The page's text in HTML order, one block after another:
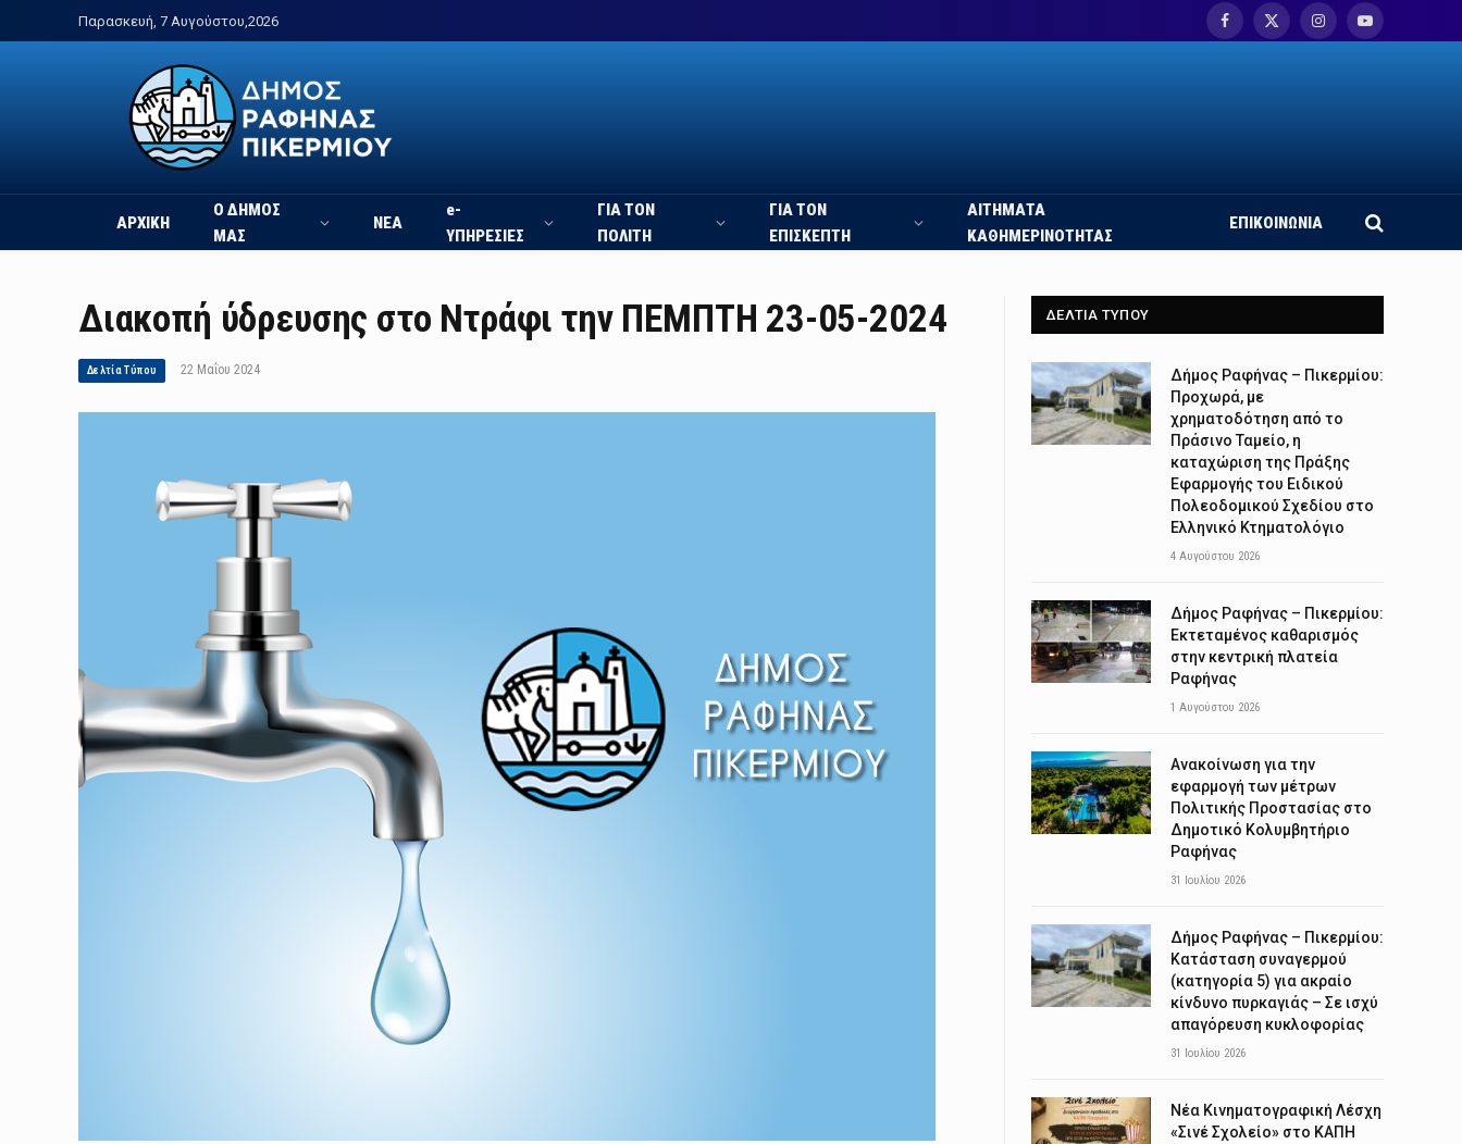
Παρασκευή, 7 Αυγούστου,2026
Facebook
X
InstagramYouTube
ΑΡΧΙΚΗ
Ο ΔΗΜΟΣ
ΜΑΣ
ΝΕΑ
e-
ΥΠΗΡΕΣΙΕΣ
ΓΙΑ ΤΟΝ
ΠΟΛΙΤΗ
ΓΙΑ ΤΟΝ
ΕΠΙΣΚΕΠΤΗ
ΑΙΤΗΜΑΤΑ
ΚΑΘΗΜΕΡΙΝΟΤΗΤΑΣ
ΕΠΙΚΟΙΝΩΝΙΑ
Διακοπή ύδρευσης στο Ντράφι την ΠΕΜΠΤΗ 23-05-2024
Δελτία Τύπου 22 Μαΐου 2024
ΔΕΛΤΙΑ ΤΥΠΟΥ
Δήμος Ραφήνας – Πικερμίου:
Προχωρά, με
χρηματοδότηση από το
Πράσινο Ταμείο, η
καταχώριση της Πράξης
Εφαρμογής του Ειδικού
Πολεοδομικού Σχεδίου στο
Ελληνικό Κτηματολόγιο
4 Αυγούστου 2026
Δήμος Ραφήνας – Πικερμίου:
Εκτεταμένος καθαρισμός
στην κεντρική πλατεία
Ραφήνας
1 Αυγούστου 2026
Ανακοίνωση για την
εφαρμογή των μέτρων
Πολιτικής Προστασίας στο
Δημοτικό Κολυμβητήριο
Ραφήνας
31 Ιουλίου 2026
Δήμος Ραφήνας – Πικερμίου:
Κατάσταση συναγερμού
(κατηγορία 5) για ακραίο
κίνδυνο πυρκαγιάς – Σε ισχύ
απαγόρευση κυκλοφορίας
31 Ιουλίου 2026
Νέα Κινηματογραφική Λέσχη
«Σινέ Σχολείο» στο ΚΑΠΗ